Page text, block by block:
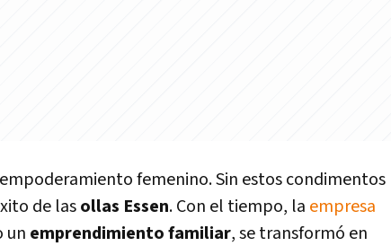
femenino. Sin estos condimentos
de lasollas Essen. Con el tiempo, la empresa
un emprendimiento familiar, se transformó en